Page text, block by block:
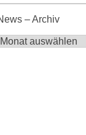
– Archiv
News